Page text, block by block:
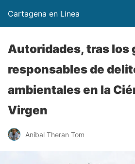
Cartagena en Linea
Autoridades, tras los
responsables de
ambientales en la
Virgen
Anibal Theran Tom